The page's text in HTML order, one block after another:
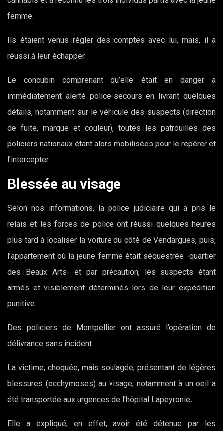
femme.
Ils étaient venus régler des comptes avec lui, mais, il a
réussi à leur échapper.
Le concubin comprenant qu’elle était en danger a
immédiatement alerté police-secours en livrant quelques
détails, notamment sur le véhicule des suspects (direction
de fuite, marque et couleur), toutes les patrouilles des
policiers nationaux étant alors mobilisées pour le repérer et
l’intercepter.
Blessée au visage
Selon nos informations, la police judiciaire qui a pris le
relais et les forces de police ont réussi quelques heures
plus tard à localiser la voiture du côté de Vendargues, puis,
l’appartement où la jeune femme était séquestrée -quartier
des Beaux Arts- et par précaution, les suspects étant
armés et visiblement déterminés lors de leur expédition
punitive.
Des policiers de Montpellier ont assuré l’opération de
délivrance sans incident.
La victime, choquée, mais soulagée, présentant de légères
blessures (ecchymoses) au visage, notamment à un oeil a
été transportée aux urgences de l’hôpital Lapeyronie.
Elle a expliqué, en effet, avoir été détenue par les